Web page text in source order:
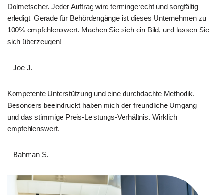
Dolmetscher. Jeder Auftrag wird termingerecht und sorgfältig
erledigt. Gerade für Behördengänge ist dieses Unternehmen zu
100% empfehlenswert. Machen Sie sich ein Bild, und lassen Sie
sich überzeugen!
– Joe J.
Kompetente Unterstützung und eine durchdachte Methodik.
Besonders beeindruckt haben mich der freundliche Umgang
und das stimmige Preis-Leistungs-Verhältnis. Wirklich
empfehlenswert.
– Bahman S.